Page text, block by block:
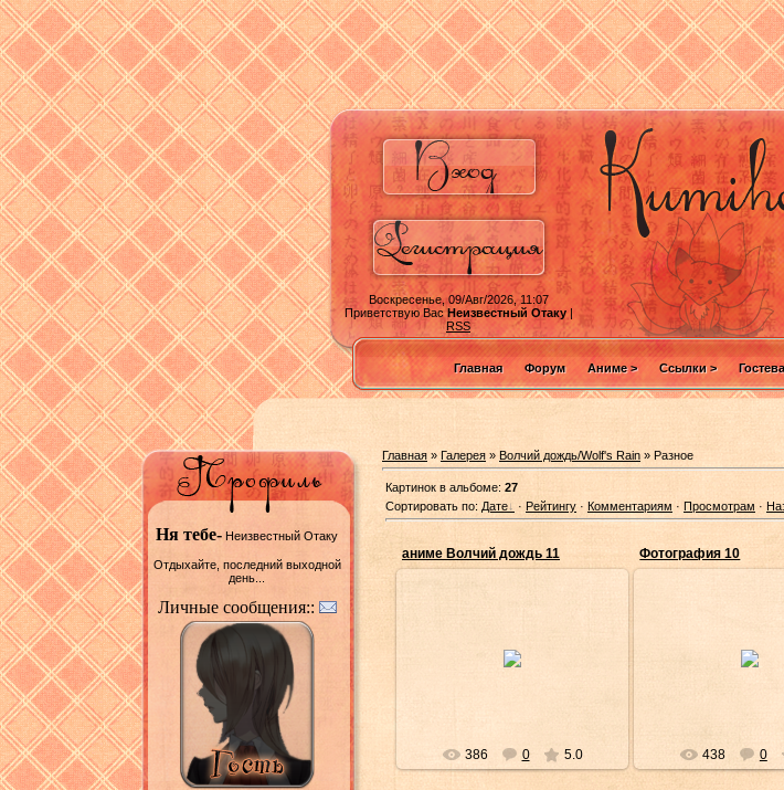
Воскресенье, 09/Авг/2026, 11:07
Приветствую ВасНеизвестный Отаку|
RSS
Главная Форум Аниме > Ссылки >
Ня тебе- Неизвестный Отаку
Отдыхайте, последний выходной
день...
Личные сообщения::
Главная »Галерея » Волчий дождь/Wolf's Rain » Разное
Картинок в альбоме: 27
Сортировать по: Дате · Рейтингу · Комментариям · Просмотрам ·
аниме Волчий дождь 11
386 0 5.0
Фотография 10
438 0